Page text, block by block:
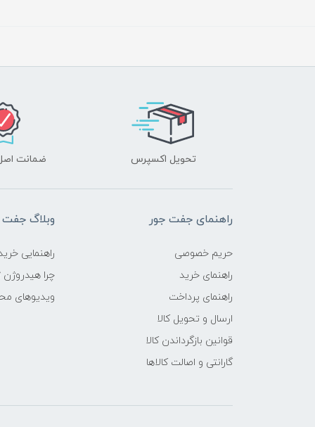
تحویل اکسپرس ضمانت
راهنمای جفت جور
حریم خصوصی
راهنمای خرید
راهنمای پرداخت
ارسال و تحویل کالا
قوانین بازگرداندن کالا
گارانتی و اصالت کالاها
وبلاگ جفت
راهنمایی
چرا هیدروژن
ویدیوهای